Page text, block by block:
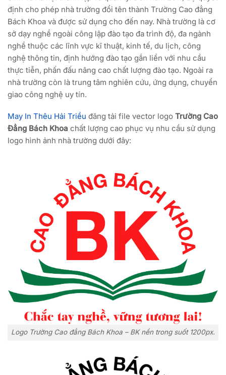
định cho phép nhà trường đổi tên thành Trường Cao đẳng
Bách Khoa và được sử dụng cho đến nay. Nhà trường là cơ
sở dạy nghề ngoài công lập đào tạo đa trình độ, đa ngành
nghề thuộc các lĩnh vực kĩ thuật, kinh tế, du lịch, công
nghệ thông tin, định hướng đào tạo gắn liền với nhu cầu
thực tiễn, phấn đấu nâng cao chất lượng đào tạo. Ngoài ra
nhà trường còn là trung tâm nghiên cứu, ứng dụng, chuyển
giao công nghệ uy tín.
May In Thêu Hải Triều đăng tải file vector logo Trường Cao
Đẳng Bách Khoa chất lượng cao phục vụ nhu cầu sử dụng
logo hình ảnh nhà trường dưới đây:
Logo Trường Cao đẳng Bách Khoa – BK nền trong suốt 1200px.